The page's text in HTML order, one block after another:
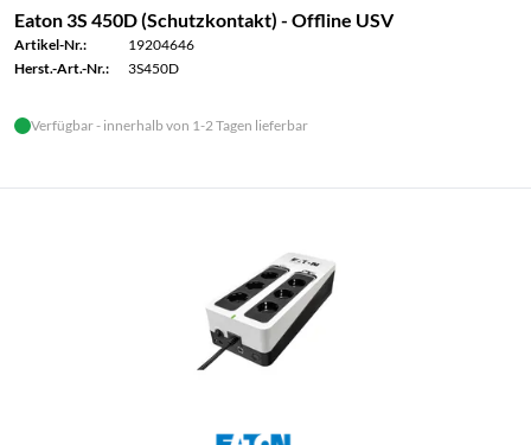
Eaton 3S 450D (Schutzkontakt) - Offline USV
Artikel-Nr.:
19204646
Herst.-Art.-Nr.:
3S450D
Verfügbar - innerhalb von 1-2 Tagen lieferbar